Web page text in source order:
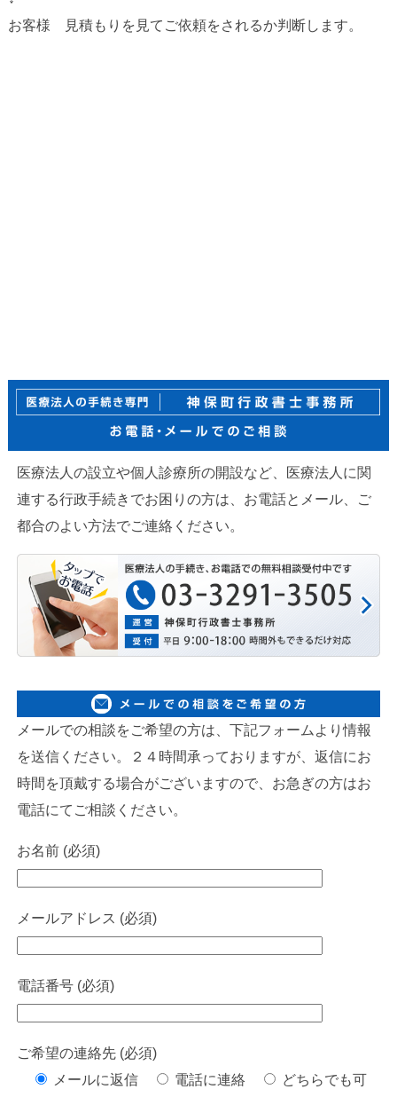
お客様 見積もりを見てご依頼をされるか判断します。
医療法人の設立や個人診療所の開設など、医療法人に関
連する行政手続きでお困りの方は、お電話とメール、ご
都合のよい方法でご連絡ください。
メールでの相談をご希望の方は、下記フォームより情報
を送信ください。２４時間承っておりますが、返信にお
時間を頂戴する場合がございますので、お急ぎの方はお
電話にてご相談ください。
お名前 (必須)
メールアドレス (必須)
電話番号 (必須)
ご希望の連絡先 (必須)
メールに返信
電話に連絡 どちらでも可